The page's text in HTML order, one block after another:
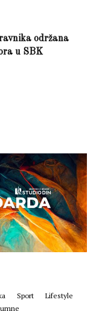
održana
u SBK
Sport
Lifestyle